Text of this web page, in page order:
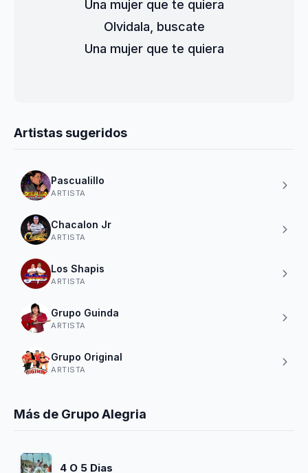
Una mujer que te quiera
Olvidala, buscate
Una mujer que te quiera
Artistas sugeridos
Pascualillo
ARTISTA
Chacalon Jr
ARTISTA
Los Shapis
ARTISTA
Grupo Guinda
ARTISTA
Grupo Original
ARTISTA
Más de Grupo Alegria
4 O 5 Dias